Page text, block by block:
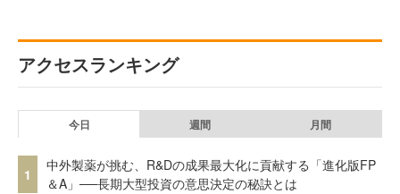
アクセスランキング
今日 週間 月間
1
中外製薬が挑む、R&Dの成果最大化に貢献する「進化版FP
＆A」──長期大型投資の意思決定の秘訣とは